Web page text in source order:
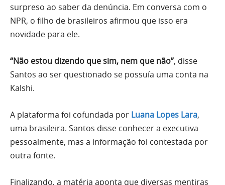
surpreso ao saber da denúncia. Em conversa com o
NPR, o filho de brasileiros afirmou que isso era
novidade para ele.
“Não estou dizendo que sim, nem que não”, disse
Santos ao ser questionado se possuía uma conta na
Kalshi.
A plataforma foi cofundada por Luana Lopes Lara,
uma brasileira. Santos disse conhecer a executiva
pessoalmente, mas a informação foi contestada por
outra fonte.
Finalizando, a matéria aponta que diversas mentiras